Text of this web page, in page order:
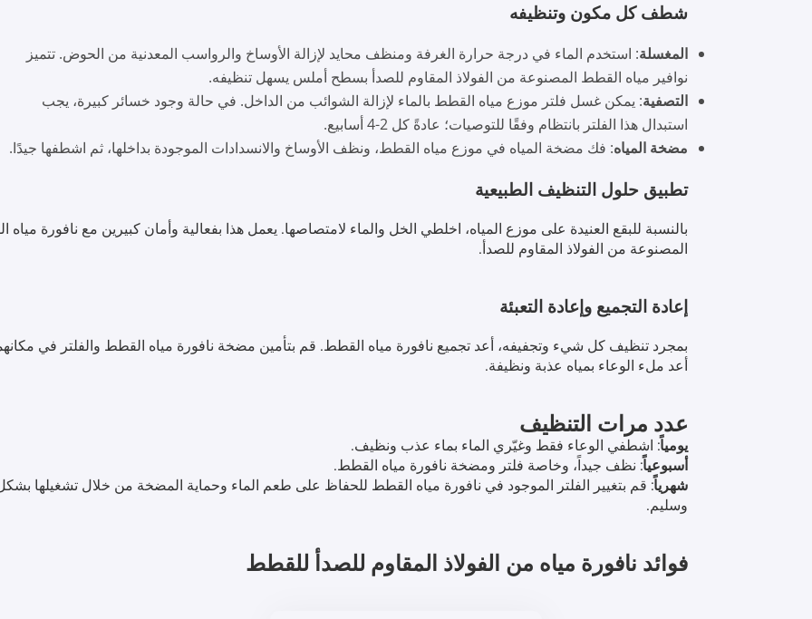
شطف كل مكون وتنظيفه
المغسلة: استخدم الماء في درجة حرارة الغرفة ومنظف محايد لإزالة الأوساخ والرواسب المعدنية من الحوض. تتميز
نوافير مياه القطط المصنوعة من الفولاذ المقاوم للصدأ بسطح أملس يسهل تنظيفه.
التصفية: يمكن غسل فلتر موزع مياه القطط بالماء لإزالة الشوائب من الداخل. في حالة وجود خسائر كبيرة، يجب
استبدال هذا الفلتر بانتظام وفقًا للتوصيات؛ عادةً كل 2-4 أسابيع.
مضخة المياه: فك مضخة المياه في موزع مياه القطط، ونظف الأوساخ والانسدادات الموجودة بداخلها، ثم اشطفها جيدًا.
تطبيق حلول التنظيف الطبيعية
بالنسبة للبقع العنيدة على موزع المياه، اخلطي الخل والماء لامتصاصها. يعمل هذا بفعالية وأمان كبيرين مع نافورة مياه
المصنوعة من الفولاذ المقاوم للصدأ.
إعادة التجميع وإعادة التعبئة
بمجرد تنظيف كل شيء وتجفيفه، أعد تجميع نافورة مياه القطط. قم بتأمين مضخة نافورة مياه القطط والفلتر في
أعد ملء الوعاء بمياه عذبة ونظيفة.
عدد مرات التنظيف
يومياً: اشطفي الوعاء فقط وغيّري الماء بماء عذب ونظيف.
أسبوعياً: نظف جيداً، وخاصة فلتر ومضخة نافورة مياه القطط.
شهرياً: قم بتغيير الفلتر الموجود في نافورة مياه القطط للحفاظ على طعم الماء وحماية المضخة من خلال تشغيلها
وسليم.
فوائد نافورة مياه من الفولاذ المقاوم للصدأ للقطط